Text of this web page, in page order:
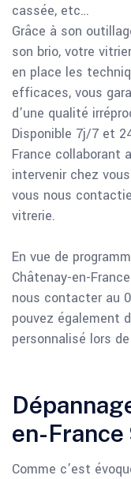
cassée, etc…
Grâce à son
son brio, votre
en place les
efficaces, vous
d’une qualité
Disponible 7j/7 et
France collaborant
intervenir chez
vous nous
vitrerie.
En vue de
Châtenay-en-
nous contacter au
pouvez également
personnalisé lors
en-France
Comme c’est